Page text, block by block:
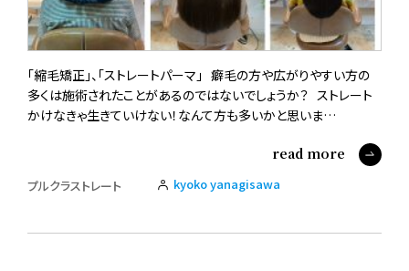
「縮毛矯正」、「ストレートパーマ」 癖毛の方や広がりやすい方の
多くは施術されたことがあるのではないでしょうか？ ストレート
かけなきゃ生きていけない！なんて方も多いかと思いま…
read more
プルクラストレート kyoko yanagisawa